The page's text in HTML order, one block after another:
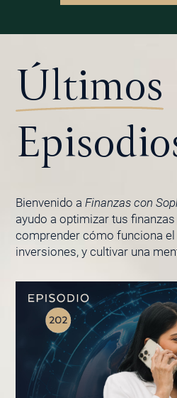
Últimos
Bienvenido a Finanzas con
ayudo a optimizar tus
comprender cómo funciona el
inversiones, y cultivar una
PÁGINA